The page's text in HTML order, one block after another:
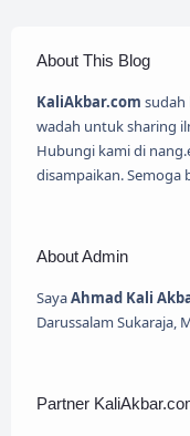
About This Blog
KaliAkbar.com sudah
wadah untuk sharing
Hubungi kami di
disampaikan. Semoga
About Admin
SayaAhmad Kali
Darussalam Sukaraja,
Partner